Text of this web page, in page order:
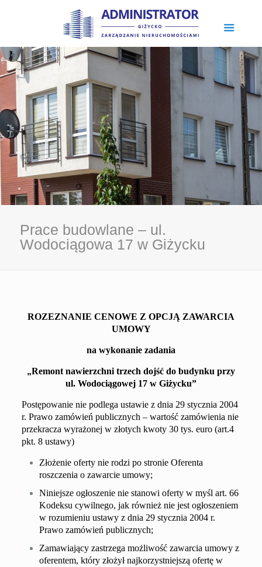
Prace budowlane – ul.
Wodociągowa 17 w Giżycku
ROZEZNANIE CENOWE Z OPCJĄ ZAWARCIA
UMOWY
na wykonanie zadania
„Remont nawierzchni trzech dojść do budynku przy
ul. Wodociągowej 17 w Giżycku”
Postępowanie nie podlega ustawie z dnia 29 stycznia 2004
r. Prawo zamówień publicznych – wartość zamówienia nie
przekracza wyrażonej w złotych kwoty 30 tys. euro (art.4
pkt. 8 ustawy)
Złożenie oferty nie rodzi po stronie Oferenta
roszczenia o zawarcie umowy;
Niniejsze ogłoszenie nie stanowi oferty w myśl art. 66
Kodeksu cywilnego, jak również nie jest ogłoszeniem
w rozumieniu ustawy z dnia 29 stycznia 2004 r.
Prawo zamówień publicznych;
Zamawiający zastrzega możliwość zawarcia umowy z
oferentem, który złożył najkorzystniejszą ofertę w